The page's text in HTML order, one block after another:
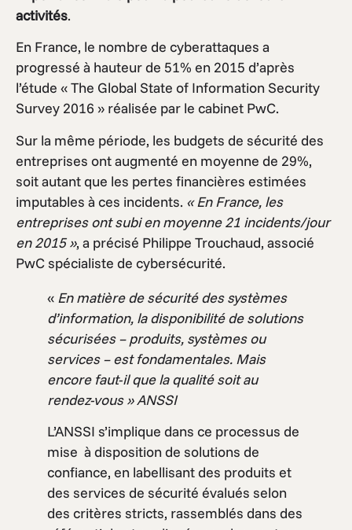
activités.
En France, le nombre de cyberattaques a
progressé à hauteur de 51% en 2015 d’après
l’étude « The Global State of Information Security
Survey 2016 » réalisée par le cabinet PwC.
Sur la même période, les budgets de sécurité des
entreprises ont augmenté en moyenne de 29%,
soit autant que les pertes financières estimées
imputables à ces incidents. « En France, les
entreprises ont subi en moyenne 21 incidents/jour
en 2015 », a précisé Philippe Trouchaud, associé
PwC spécialiste de cybersécurité.
« En matière de sécurité des systèmes
d’information, la disponibilité de solutions
sécurisées – produits, systèmes ou
services – est fondamentales. Mais
encore faut-il que la qualité soit au
rendez-vous » ANSSI
L’ANSSI s’implique dans ce processus de
mise à disposition de solutions de
confiance, en labellisant des produits et
des services de sécurité évalués selon
des critères stricts, rassemblés dans des